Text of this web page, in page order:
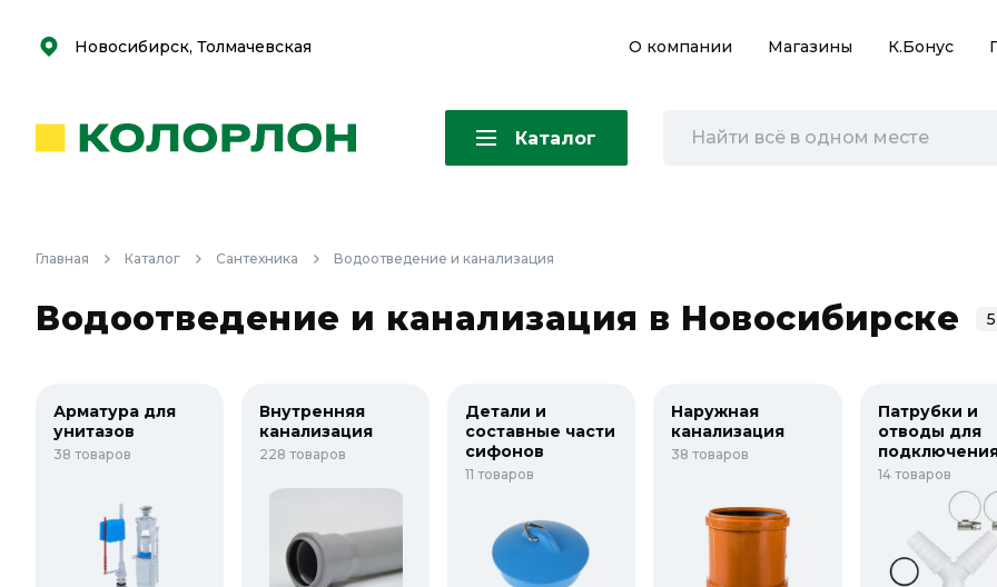
Скоро
Скоро
Новосибирск, Толмачевская О компании Магазины К.Бонус
Каталог
Главная Каталог Сантехника Водоотведение и канализация
Водоотведение и канализация в Новосибирске
Арматура для
унитазов
38 товаров
Внутренняя
канализация
228 товаров
Детали и
составные части
сифонов
11 товаров
Наружная
канализация
38 товаров
Патрубки и
отводы для
стиральных
14 товаров